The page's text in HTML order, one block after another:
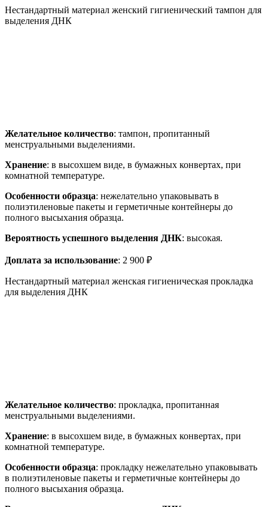
Нестандартный материал женский гигиенический тампон для
выделения ДНК
Желательное количество: тампон, пропитанный
менструальными выделениями.
Хранение: в высохшем виде, в бумажных конвертах, при
комнатной температуре.
Особенности образца: нежелательно упаковывать в
полиэтиленовые пакеты и герметичные контейнеры до
полного высыхания образца.
Вероятность успешного выделения ДНК: высокая.
Доплата за использование: 2 900 ₽
Нестандартный материал женская гигиеническая прокладка
для выделения ДНК
Желательное количество: прокладка, пропитанная
менструальными выделениями.
Хранение: в высохшем виде, в бумажных конвертах, при
комнатной температуре.
Особенности образца: прокладку нежелательно упаковывать
в полиэтиленовые пакеты и герметичные контейнеры до
полного высыхания образца.